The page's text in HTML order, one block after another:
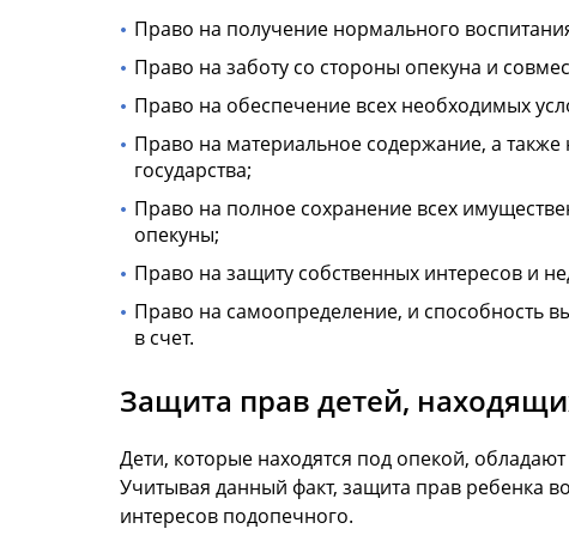
Право на получение нормального
Право на заботу со стороны опекуна и
Право на обеспечение всех необходимых
Право на материальное содержание, а
государства;
Право на полное сохранение всех
опекуны;
Право на защиту собственных интересов и
Право на самоопределение, и способность
в счет.
Защита прав детей,
Дети, которые находятся под опекой,
Учитывая данный факт, защита прав ребенка
интересов подопечного.